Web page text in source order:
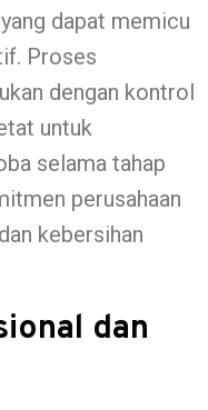
dapat memicu
Proses
dengan kontrol
untuk
selama tahap
perusahaan
kebersihan
dan